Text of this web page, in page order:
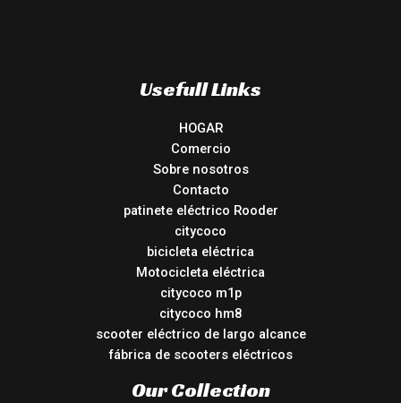
Usefull Links
HOGAR
Comercio
Sobre nosotros
Contacto
patinete eléctrico Rooder
citycoco
bicicleta eléctrica
Motocicleta eléctrica
citycoco m1p
citycoco hm8
scooter eléctrico de largo alcance
fábrica de scooters eléctricos
Our Collection